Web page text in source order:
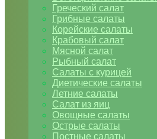
Греческий салат
Грибные салаты
Корейские салаты
Крабовый салат
Мясной салат
Рыбный салат
Салаты с курицей
Диетические салаты
Летние салаты
Салат из яиц
Овощные салаты
Острые салаты
Постные салаты